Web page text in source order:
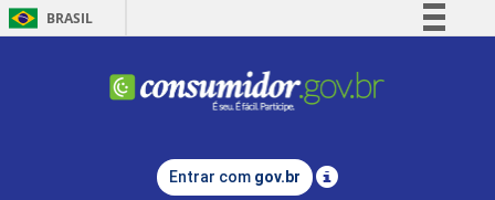
BRASIL
Comunica BR
Legislação
Entrar com gov.br